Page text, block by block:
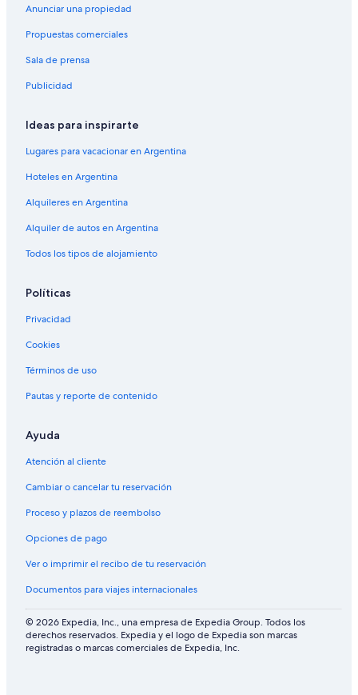
Anunciar una propiedad
Propuestas comerciales
Sala de prensa
Publicidad
Ideas para inspirarte
Lugares para vacacionar en Argentina
Hoteles en Argentina
Alquileres en Argentina
Alquiler de autos en Argentina
Todos los tipos de alojamiento
Políticas
Privacidad
Cookies
Términos de uso
Pautas y reporte de contenido
Ayuda
Atención al cliente
Cambiar o cancelar tu reservación
Proceso y plazos de reembolso
Opciones de pago
Ver o imprimir el recibo de tu reservación
Documentos para viajes internacionales
© 2026 Expedia, Inc., una empresa de Expedia Group. Todos los
derechos reservados. Expedia y el logo de Expedia son marcas
registradas o marcas comerciales de Expedia, Inc.